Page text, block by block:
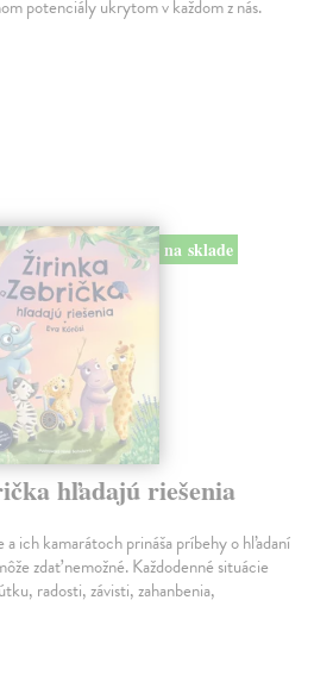
potenciály ukrytom v každom z nás.
na sklade
hľadajú riešenia
ich kamarátoch prináša príbehy o hľadaní
zdať nemožné. Každodenné situácie
radosti, závisti, zahanbenia,